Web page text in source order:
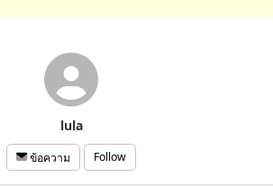
lula
ข้อความ Follow